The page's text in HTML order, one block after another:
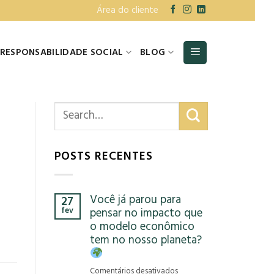
Área do cliente
RESPONSABILIDADE SOCIAL BLOG
POSTS RECENTES
27
fev
Você já parou para
pensar no impacto que
o modelo econômico
tem no nosso planeta?
Comentários desativadosem